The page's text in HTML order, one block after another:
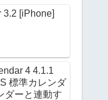
[iPhone]
4 4.1.1
標準カレンダ
ダーと連動す